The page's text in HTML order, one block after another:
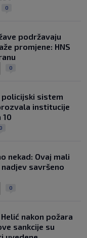
0
podržavaju
promjene: HNS
0
policijski sistem
institucije
10
0
nekad: Ovaj mali
savršeno
0
nakon požara
sankcije su